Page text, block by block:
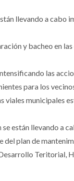
llevando a
y bacheo en
las
para los
viales municipales
están llevando a
del plan de
Teritorial,